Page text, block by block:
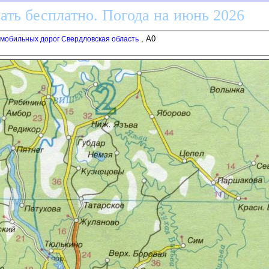
бесплатно. Погода на июнь 2026
дорог Свердловская область , A0